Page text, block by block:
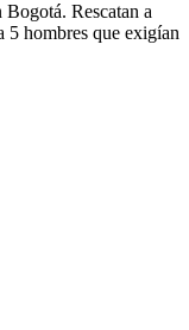
Rescatan a
5 hombres que exigían